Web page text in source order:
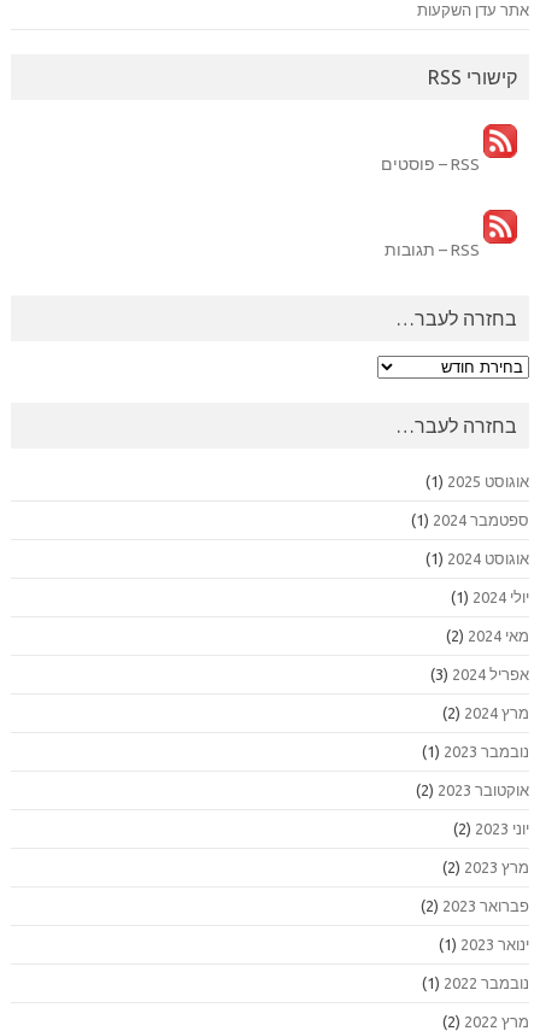
אתר עדן השקעות
קישורי RSS
RSS – פוסטים
RSS – תגובות
בחזרה לעבר…
בחזרה
בחזרה לעבר…
אוגוסט 2025 (1)
ספטמבר 2024 (1)
אוגוסט 2024 (1)
יולי 2024 (1)
מאי 2024 (2)
אפריל 2024 (3)
מרץ 2024 (2)
נובמבר 2023 (1)
אוקטובר 2023 (2)
יוני 2023 (2)
מרץ 2023 (2)
פברואר 2023 (2)
ינואר 2023 (1)
נובמבר 2022 (1)
מרץ 2022 (2)